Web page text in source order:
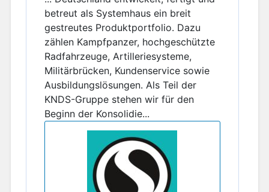
betreut als Systemhaus ein breit
gestreutes Produktportfolio. Dazu
zählen Kampfpanzer, hochgeschützte
Radfahrzeuge, Artilleriesysteme,
Militärbrücken, Kundenservice sowie
Ausbildungslösungen. Als Teil der
KNDS-Gruppe stehen wir für den
Beginn der Konsolidie...